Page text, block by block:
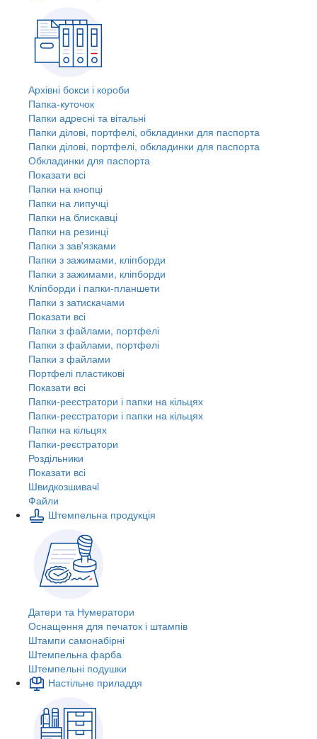
Архівні бокси і короби
Папка-куточок
Папки адресні та вітальні
Папки ділові, портфелі, обкладинки для паспорта
Папки ділові, портфелі, обкладинки для паспорта
Обкладинки для паспорта
Показати всі
Папки на кнопці
Папки на липучці
Папки на блискавці
Папки на резинці
Папки з зав'язками
Папки з зажимами, кліпборди
Папки з зажимами, кліпборди
Кліпборди і папки-планшети
Папки з затискачами
Показати всі
Папки з файлами, портфелі
Папки з файлами, портфелі
Папки з файлами
Портфелі пластикові
Показати всі
Папки-реєстратори і папки на кільцях
Папки-реєстратори і папки на кільцях
Папки на кільцях
Папки-реєстратори
Роздільники
Показати всі
Швидкозшивачi
Файли
Штемпельна продукція
Датери та Нумератори
Оснащення для печаток і штампів
Штампи самонабірні
Штемпельна фарба
Штемпельні подушки
Настільне приладдя